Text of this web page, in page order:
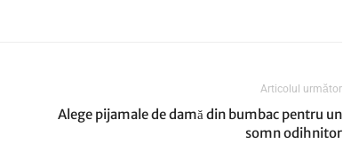
Articolul următor
Alege pijamale de damă din bumbac pentru un
somn odihnitor